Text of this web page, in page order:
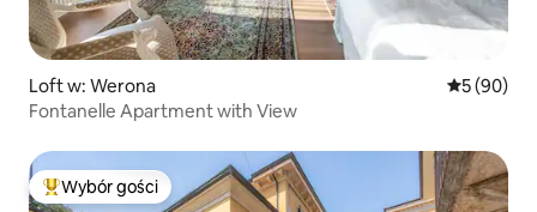
Loft w: Werona Średnia
5 (90)
Fontanelle Apartment with View
Najpopularniejsze z kategorii Wybór gości
Wybór gości